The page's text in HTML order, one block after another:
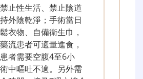
止性生活、禁止陰道
外陰乾淨；手術當日
衣物、自備衛生巾，
流患者可適量進食，
者需要空腹4至6小
中嘔吐不適。另外需